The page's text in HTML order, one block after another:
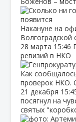
Накануне на
Волгоградской
28 марта 15:46
ревизий в НКО
Как
проверок НКО.
21 декабря
посягнул на
святых